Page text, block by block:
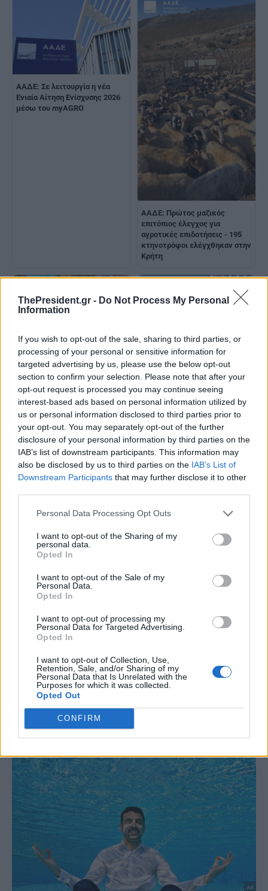
ThePresident.gr - Do Not Process My Personal
Information
If you wish to opt-out of the sale, sharing to third parties, or
processing of your personal or sensitive information for
targeted advertising by us, please use the below opt-out
section to confirm your selection. Please note that after your
opt-out request is processed you may continue seeing
interest-based ads based on personal information utilized by
us or personal information disclosed to third parties prior to
your opt-out. You may separately opt-out of the further
disclosure of your personal information by third parties on the
IAB’s list of downstream participants. This information may
also be disclosed by us to third parties on the IAB’s List of
Downstream Participants that may further disclose it to other
Personal Data Processing Opt Outs
I want to opt-out of the Sharing of my
personal data.
Opted In
I want to opt-out of the Sale of my
Personal Data.
Opted In
I want to opt-out of processing my
Personal Data for Targeted Advertising.
Opted In
I want to opt-out of Collection, Use,
Retention, Sale, and/or Sharing of my
Personal Data that Is Unrelated with the
Purposes for which it was collected.
Opted Out
CONFIRM
ΑΑΔΕ: Σε λειτουργία η νέα
Ενιαία Αίτηση Ενίσχυσης 2026
μέσω του myAGRO
ΑΑΔΕ: Πρώτος μαζικός
επιτόπιος έλεγχος για
αγροτικές επιδοτήσεις - 195
κτηνοτρόφοι ελέγχθηκαν στην
Κρήτη
Kαταβολή 617,4 εκ. ευρώ σε
1.142.948 δικαιούχους για
αγροτικές ενισχύσεις Ιουνίου
2026
ΑΑΔΕ: Έναρξη υποβολής
ενδικοφανών προσφυγών για
παρεμβάσεις αγροτικής
ενίσχυσης ετών 2024 και 2025
Αγροτικές πληρωμές 2,231
– Σχοινάς: Το πάρτι τελείωσε
Γ.Πιτσιλής: Το ποσό των
297.051.000 ευρώ είναι
πληρωθεί εντός του Μαΐου σε
ΑΑΔΕ: Σε εξέλιξη έλεγχος και
ανάκτηση αχρεωστήτως
καταβληθέντων αγροτικών
ενισχύσεων για το 2023
ΑΑΔΕ: Ο προγραμματισμός
πληρωμών αγροτικών
ενισχύσεων έως τον Ιούνιο